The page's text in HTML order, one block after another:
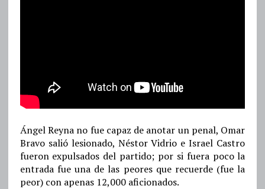
Ángel Reyna no fue capaz de anotar un penal, Omar
Bravo salió lesionado, Néstor Vidrio e Israel Castro
fueron expulsados del partido; por si fuera poco la
entrada fue una de las peores que recuerde (fue la
peor) con apenas 12,000 aficionados.